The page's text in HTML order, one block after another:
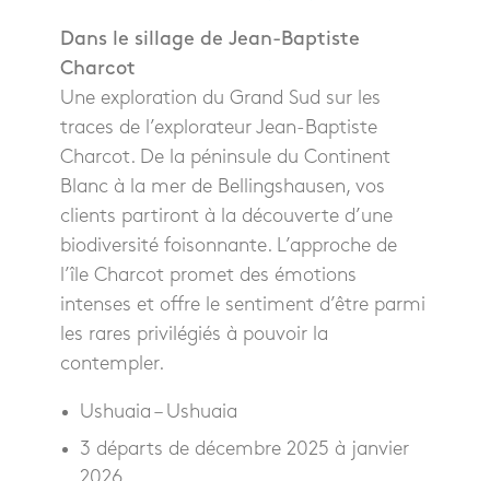
Dans le sillage de Jean-Baptiste
Charcot
Une exploration du Grand Sud sur les
traces de l’explorateur Jean‍-‍Baptiste
Charcot. De la péninsule du Continent
Blanc à la mer de Bellingshausen, vos
clients partiront à la découverte d’une
biodiversité foisonnante. L’approche de
l’île Charcot promet des émotions
intenses et offre le sentiment d’être parmi
les rares privilégiés à pouvoir la
contempler.
Ushuaia – Ushuaia
3 départs de décembre 2025 à janvier
2026